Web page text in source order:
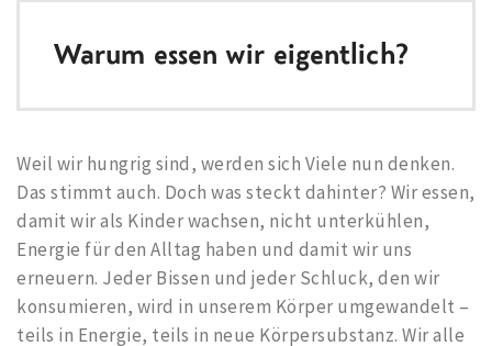
Warum essen wir eigentlich?
Weil wir hungrig sind, werden sich Viele nun denken.
Das stimmt auch. Doch was steckt dahinter? Wir essen,
damit wir als Kinder wachsen, nicht unterkühlen,
Energie für den Alltag haben und damit wir uns
erneuern. Jeder Bissen und jeder Schluck, den wir
konsumieren, wird in unserem Körper umgewandelt –
teils in Energie, teils in neue Körpersubstanz. Wir alle